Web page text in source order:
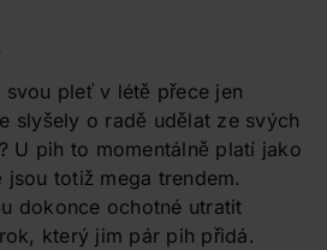
svou pleť v létě přece jen
slyšely o radě udělat ze svých
U pih to momentálně platí jako
totiž mega trendem.
dokonce ochotné utratit
který jim pár pih přidá.